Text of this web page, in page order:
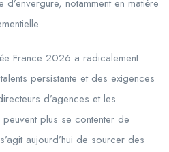
notamment en matière
France 2026 a radicalement
persistante et des exigences
d’agences et les
plus se contenter de
aujourd’hui de sourcer des